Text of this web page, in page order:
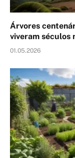
Árvores
viveram séculos
01.05.2026